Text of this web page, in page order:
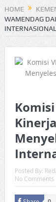
HOME
WAMENDAG
Posted By:
No Comments